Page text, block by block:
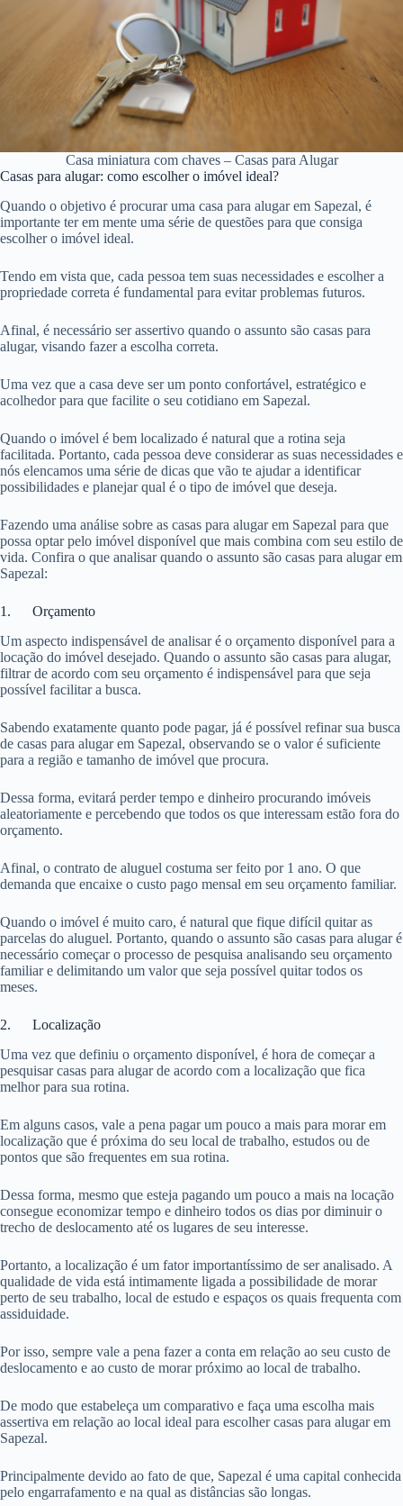
Casa miniatura com chaves – Casas para Alugar
Casas para alugar: como escolher o imóvel ideal?
Quando o objetivo é procurar uma casa para alugar em Sapezal, é
importante ter em mente uma série de questões para que consiga
escolher o imóvel ideal.
Tendo em vista que, cada pessoa tem suas necessidades e escolher a
propriedade correta é fundamental para evitar problemas futuros.
Afinal, é necessário ser assertivo quando o assunto são casas para
alugar, visando fazer a escolha correta.
Uma vez que a casa deve ser um ponto confortável, estratégico e
acolhedor para que facilite o seu cotidiano em Sapezal.
Quando o imóvel é bem localizado é natural que a rotina seja
facilitada. Portanto, cada pessoa deve considerar as suas necessidades e
nós elencamos uma série de dicas que vão te ajudar a identificar
possibilidades e planejar qual é o tipo de imóvel que deseja.
Fazendo uma análise sobre as casas para alugar em Sapezal para que
possa optar pelo imóvel disponível que mais combina com seu estilo de
vida. Confira o que analisar quando o assunto são casas para alugar em
Sapezal:
1. Orçamento
Um aspecto indispensável de analisar é o orçamento disponível para a
locação do imóvel desejado. Quando o assunto são casas para alugar,
filtrar de acordo com seu orçamento é indispensável para que seja
possível facilitar a busca.
Sabendo exatamente quanto pode pagar, já é possível refinar sua busca
de casas para alugar em Sapezal, observando se o valor é suficiente
para a região e tamanho de imóvel que procura.
Dessa forma, evitará perder tempo e dinheiro procurando imóveis
aleatoriamente e percebendo que todos os que interessam estão fora do
orçamento.
Afinal, o contrato de aluguel costuma ser feito por 1 ano. O que
demanda que encaixe o custo pago mensal em seu orçamento familiar.
Quando o imóvel é muito caro, é natural que fique difícil quitar as
parcelas do aluguel. Portanto, quando o assunto são casas para alugar é
necessário começar o processo de pesquisa analisando seu orçamento
familiar e delimitando um valor que seja possível quitar todos os
meses.
2. Localização
Uma vez que definiu o orçamento disponível, é hora de começar a
pesquisar casas para alugar de acordo com a localização que fica
melhor para sua rotina.
Em alguns casos, vale a pena pagar um pouco a mais para morar em
localização que é próxima do seu local de trabalho, estudos ou de
pontos que são frequentes em sua rotina.
Dessa forma, mesmo que esteja pagando um pouco a mais na locação
consegue economizar tempo e dinheiro todos os dias por diminuir o
trecho de deslocamento até os lugares de seu interesse.
Portanto, a localização é um fator importantíssimo de ser analisado. A
qualidade de vida está intimamente ligada a possibilidade de morar
perto de seu trabalho, local de estudo e espaços os quais frequenta com
assiduidade.
Por isso, sempre vale a pena fazer a conta em relação ao seu custo de
deslocamento e ao custo de morar próximo ao local de trabalho.
De modo que estabeleça um comparativo e faça uma escolha mais
assertiva em relação ao local ideal para escolher casas para alugar em
Sapezal.
Principalmente devido ao fato de que, Sapezal é uma capital conhecida
pelo engarrafamento e na qual as distâncias são longas.